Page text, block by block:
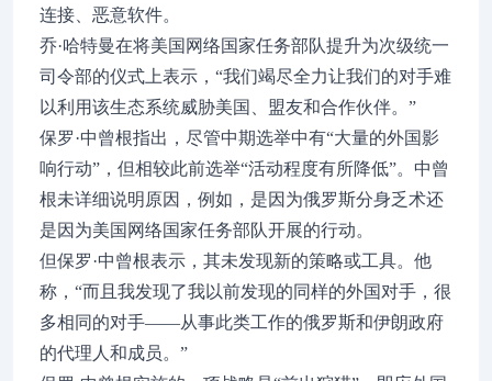
连接、恶意软件。
乔·哈特曼在将美国网络国家任务部队提升为次级统一
司令部的仪式上表示，“我们竭尽全力让我们的对手难
以利用该生态系统威胁美国、盟友和合作伙伴。”
保罗·中曾根指出，尽管中期选举中有“大量的外国影
响行动”，但相较此前选举“活动程度有所降低”。中曾
根未详细说明原因，例如，是因为俄罗斯分身乏术还
是因为美国网络国家任务部队开展的行动。
但保罗·中曾根表示，其未发现新的策略或工具。他
称，“而且我发现了我以前发现的同样的外国对手，很
多相同的对手——从事此类工作的俄罗斯和伊朗政府
的代理人和成员。”